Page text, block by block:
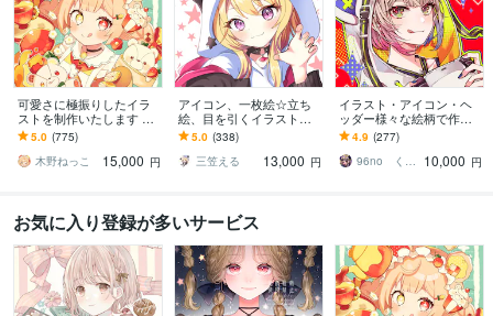
可愛さに極振りしたイラ
ストを制作いたします ★
商用利用＆二次利用込
み！ミニキャラは小物２
点まで無料！★
5.0 (775)
木野ねっこ
15,000 円
アイコン、一枚絵☆立ち
絵、目を引くイラスト描
きます イリアム、サム
ネ、live2D、YouTube、歌
ってみたも
5.0 (338)
三笠える
13,000 円
イラスト・アイコン・ヘ
ッダー様々な絵柄で作成
します 商用可！似顔絵・
ブログ・インスタ・動画
配信サムネ等用途様々！
4.9 (277)
96no くろの
10,000 円
お気に入り登録が多いサービス